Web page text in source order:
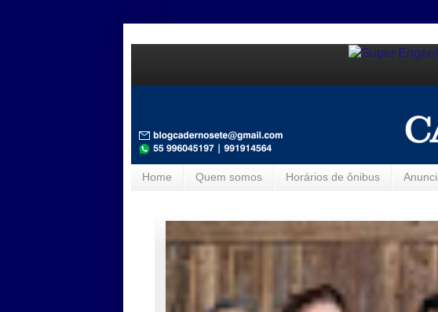
Home Quem somos Horários de ônibus